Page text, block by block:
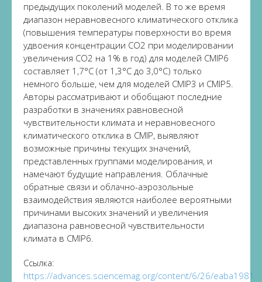
предыдущих поколений моделей. В то же время
диапазон неравновесного климатического отклика
(повышения температуры поверхности во время
удвоения концентрации CO2 при моделировании
увеличения CO2 на 1% в год) для моделей CMIP6
составляет 1,7°C (от 1,3°C до 3,0°C) только
немного больше, чем для моделей CMIP3 и CMIP5.
Авторы рассматривают и обобщают последние
разработки в значениях равновесной
чувствительности климата и неравновесного
климатического отклика в CMIP, выявляют
возможные причины текущих значений,
представленных группами моделирования, и
намечают будущие направления. Облачные
обратные связи и облачно-аэрозольные
взаимодействия являются наиболее вероятными
причинами высоких значений и увеличения
диапазона равновесной чувствительности
климата в CMIP6.
Ссылка:
https://advances.sciencemag.org/content/6/26/eaba1981